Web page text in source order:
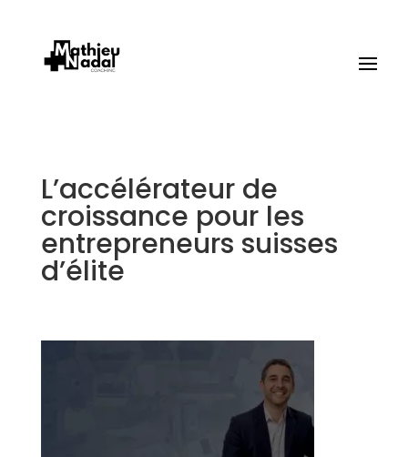
L’accélérateur de
croissance pour les
entrepreneurs suisses
d’élite